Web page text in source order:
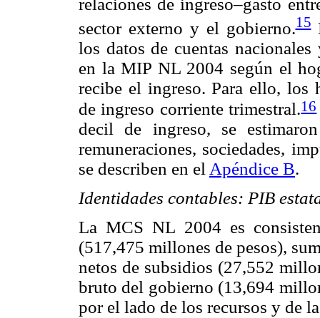
relaciones de ingreso–gasto
sector externo y el gobierno.15
los datos de cuentas
en la MIP NL 2004 según el
recibe el ingreso. Para ello, los
de ingreso corriente trimestral.16
decil de ingreso, se
remuneraciones, sociedades,
se describen en el Apéndice B.
Identidades contables: PIB
La MCS NL 2004 es
(517,475 millones de pesos),
netos de subsidios (27,552
bruto del gobierno (13,694
por el lado de los recursos y de